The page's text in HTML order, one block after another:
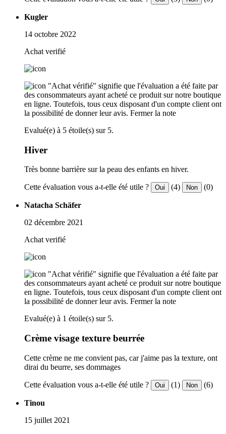
Kugler
14 octobre 2022
Achat verifié
"Achat vérifié" signifie que l'évaluation a été faite par
des consommateurs ayant acheté ce produit sur notre boutique
en ligne. Toutefois, tous ceux disposant d'un compte client ont
la possibilité de donner leur avis. Fermer la note
Evalué(e) à 5 étoile(s) sur 5.
Hiver
Très bonne barrière sur la peau des enfants en hiver.
Cette évaluation vous a-t-elle été utile ? Oui (4) Non (0)
Natacha Schäfer
02 décembre 2021
Achat verifié
"Achat vérifié" signifie que l'évaluation a été faite par
des consommateurs ayant acheté ce produit sur notre boutique
en ligne. Toutefois, tous ceux disposant d'un compte client ont
la possibilité de donner leur avis. Fermer la note
Evalué(e) à 1 étoile(s) sur 5.
Crème visage texture beurrée
Cette crème ne me convient pas, car j'aime pas la texture, ont
dirai du beurre, ses dommages
Cette évaluation vous a-t-elle été utile ? Oui (1) Non (6)
Tinou
15 juillet 2021